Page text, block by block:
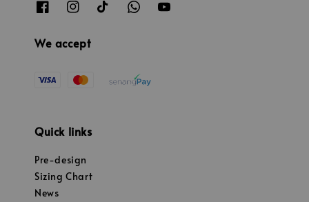
We accept
Quick links
Pre-design
Sizing Chart
News